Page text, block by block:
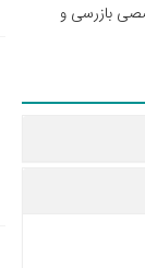
بازرسی و